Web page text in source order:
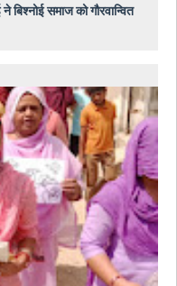
बिश्नोई समाज को गौरवान्वित